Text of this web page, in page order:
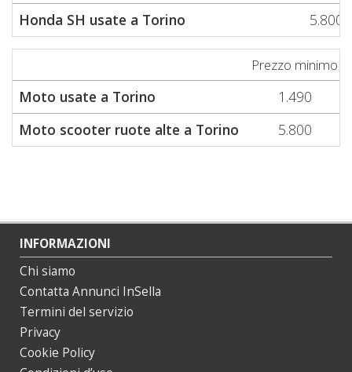
Honda SH usate a Torino
5.800
Prezzo minimo
Moto usate a Torino
1.490
Moto scooter ruote alte a Torino
5.800
INFORMAZIONI
Chi siamo
Contatta Annunci InSella
Termini del servizio
Privacy
Cookie Policy